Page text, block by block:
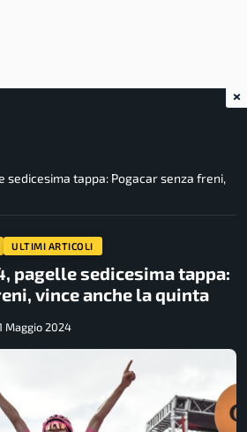
sedicesima tappa: Pogacar senza freni,
ULTIMI ARTICOLI
pagelle sedicesima tappa:
vince anche la quinta
Maggio 2024
×